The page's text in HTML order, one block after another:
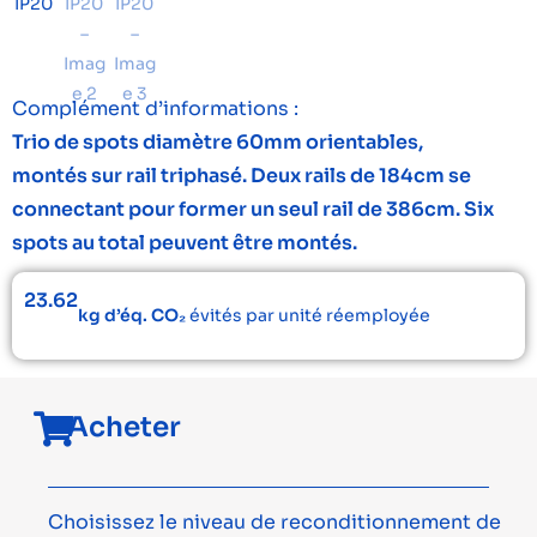
Complément d’informations :
Trio de spots diamètre 60mm orientables,
montés sur rail triphasé. Deux rails de 184cm se
connectant pour former un seul rail de 386cm. Six
spots au total peuvent être montés.
23.62
kg d’éq. CO₂évités par unité réemployée
Acheter
Choisissez le niveau de reconditionnement de